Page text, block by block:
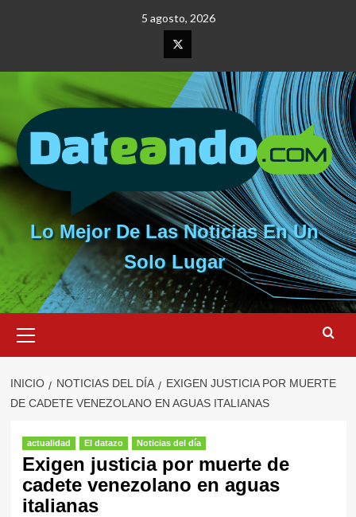
5 agosto, 2026
Elemento
del
menú
Lo Mejor De Las Noticias En Un
Solo Lugar
primario
INICIO NOTICIAS DEL DÍA
EXIGEN JUSTICIA POR MUERTE
DE CADETE VENEZOLANO EN AGUAS ITALIANAS
actualidad El datazo Noticias del día
Exigen justicia por muerte de
cadete venezolano en aguas
italianas